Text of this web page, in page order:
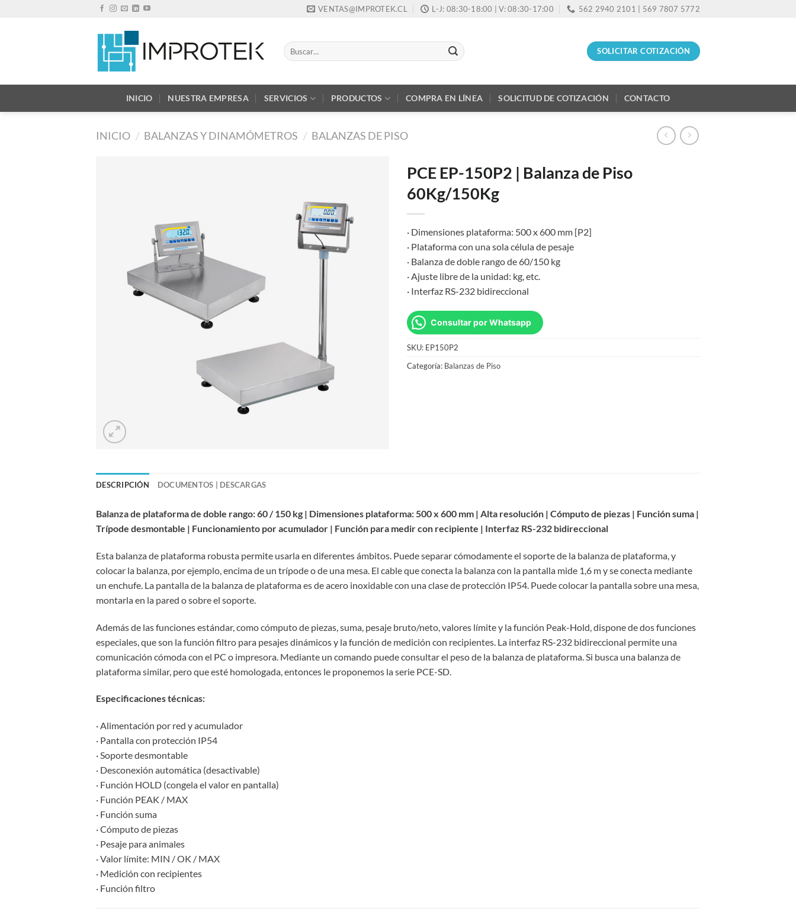
VENTAS@IMPROTEK.CL L-J: 08:30-18:00 | V: 08:30-17:00 562 2940 2101 | 569 7807 5772
Buscar
por:
SOLICITAR COTIZACIÓN
INICIO NUESTRA EMPRESA SERVICIOS PRODUCTOS COMPRA EN LÍNEA SOLICITUD DE COTIZACIÓN CONTACTO
INICIO / BALANZAS Y DINAMÓMETROS / BALANZAS DE PISO
PCE EP-150P2 | Balanza de Piso
60Kg/150Kg
· Dimensiones plataforma: 500 x 600 mm [P2]
· Plataforma con una sola célula de pesaje
· Balanza de doble rango de 60/150 kg
· Ajuste libre de la unidad: kg, etc.
· Interfaz RS-232 bidireccional
Consultar por Whatsapp
SKU: EP150P2
Categoría: Balanzas de Piso
DESCRIPCIÓN DOCUMENTOS | DESCARGAS
Balanza de plataforma de doble rango: 60 / 150 kg | Dimensiones plataforma: 500 x 600 mm | Alta resolución | Cómputo de piezas | Función suma |
Trípode desmontable | Funcionamiento por acumulador | Función para medir con recipiente | Interfaz RS-232 bidireccional
Esta balanza de plataforma robusta permite usarla en diferentes ámbitos. Puede separar cómodamente el soporte de la balanza de plataforma, y
colocar la balanza, por ejemplo, encima de un trípode o de una mesa. El cable que conecta la balanza con la pantalla mide 1,6 m y se conecta mediante
un enchufe. La pantalla de la balanza de plataforma es de acero inoxidable con una clase de protección IP54. Puede colocar la pantalla sobre una mesa,
montarla en la pared o sobre el soporte.
Además de las funciones estándar, como cómputo de piezas, suma, pesaje bruto/neto, valores límite y la función Peak-Hold, dispone de dos funciones
especiales, que son la función filtro para pesajes dinámicos y la función de medición con recipientes. La interfaz RS-232 bidireccional permite una
comunicación cómoda con el PC o impresora. Mediante un comando puede consultar el peso de la balanza de plataforma. Si busca una balanza de
plataforma similar, pero que esté homologada, entonces le proponemos la serie PCE-SD.
Especificaciones técnicas:
· Alimentación por red y acumulador
· Pantalla con protección IP54
· Soporte desmontable
· Desconexión automática (desactivable)
· Función HOLD (congela el valor en pantalla)
· Función PEAK / MAX
· Función suma
· Cómputo de piezas
· Pesaje para animales
· Valor límite: MIN / OK / MAX
· Medición con recipientes
· Función filtro